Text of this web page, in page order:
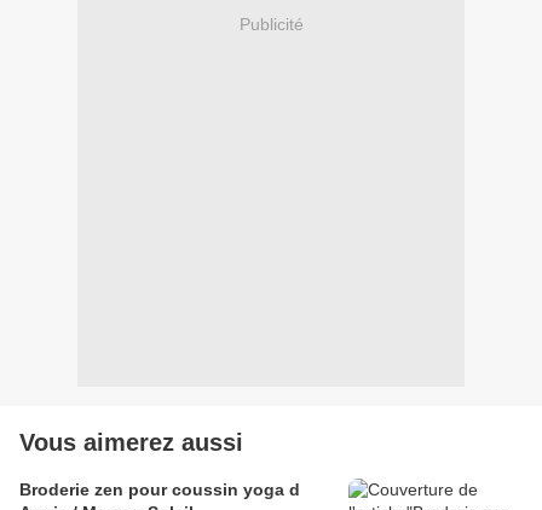
Publicité
Vous aimerez aussi
Broderie zen pour coussin yoga d